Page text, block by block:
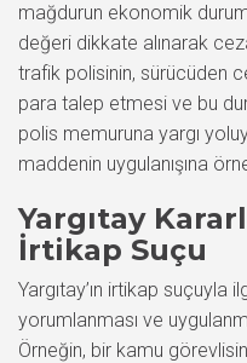
mağdurun ekonomik
değeri dikkate alınarak
trafik polisinin, sürücüden
para talep etmesi ve bu
polis memuruna yargı
maddenin uygulanışına
Yargıtay
İrtikap Suçu
Yargıtay’ın irtikap suçuyla
yorumlanması ve
Örneğin, bir kamu